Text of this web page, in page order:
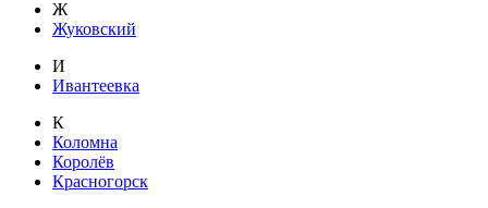
Ж
Жуковский
И
Ивантеевка
К
Коломна
Королёв
Красногорск